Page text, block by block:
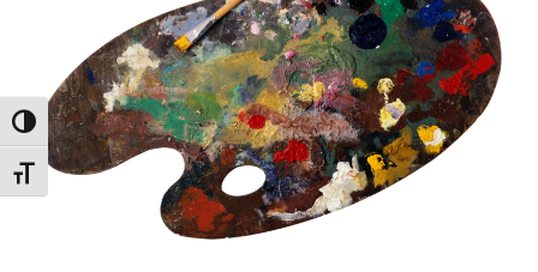
Toggle High Contrast
Toggle Font size